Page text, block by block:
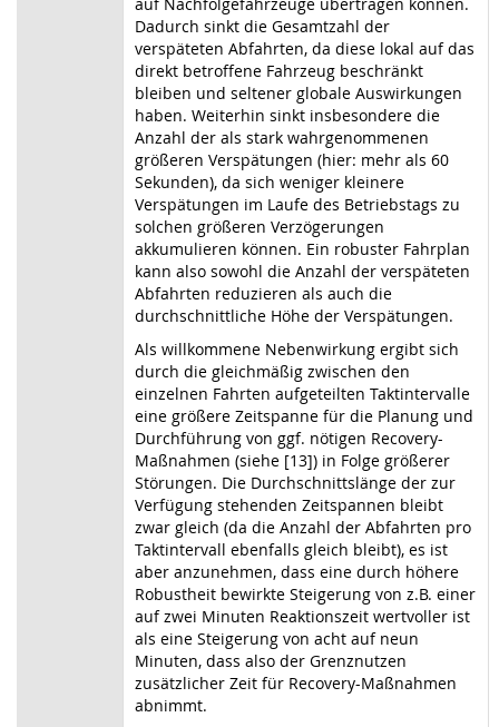
Dadurch sinkt die Gesamtzahl der
verspäteten Abfahrten, da diese lokal auf das
direkt betroffene Fahrzeug beschränkt
bleiben und seltener globale Auswirkungen
haben. Weiterhin sinkt insbesondere die
Anzahl der als stark wahrgenommenen
größeren Verspätungen (hier: mehr als 60
Sekunden), da sich weniger kleinere
Verspätungen im Laufe des Betriebstags zu
solchen größeren Verzögerungen
akkumulieren können. Ein robuster Fahrplan
kann also sowohl die Anzahl der verspäteten
Abfahrten reduzieren als auch die
durchschnittliche Höhe der Verspätungen.
Als willkommene Nebenwirkung ergibt sich
durch die gleichmäßig zwischen den
einzelnen Fahrten aufgeteilten Taktintervalle
eine größere Zeitspanne für die Planung und
Durchführung von ggf. nötigen Recovery-
Maßnahmen (siehe [13]) in Folge größerer
Störungen. Die Durchschnittslänge der zur
Verfügung stehenden Zeitspannen bleibt
zwar gleich (da die Anzahl der Abfahrten pro
Taktintervall ebenfalls gleich bleibt), es ist
aber anzunehmen, dass eine durch höhere
Robustheit bewirkte Steigerung von z.B. einer
auf zwei Minuten Reaktionszeit wertvoller ist
als eine Steigerung von acht auf neun
Minuten, dass also der Grenznutzen
zusätzlicher Zeit für Recovery-Maßnahmen
abnimmt.